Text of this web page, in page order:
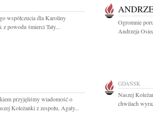
współczucia dla Karoliny
z powodu śmierci Taty...
Ogromnie
Andrzeja
przyjęliśmy wiadomość o
Koleżanki z zespołu, Agaty...
GDAŃSK
Naszej
chwilach